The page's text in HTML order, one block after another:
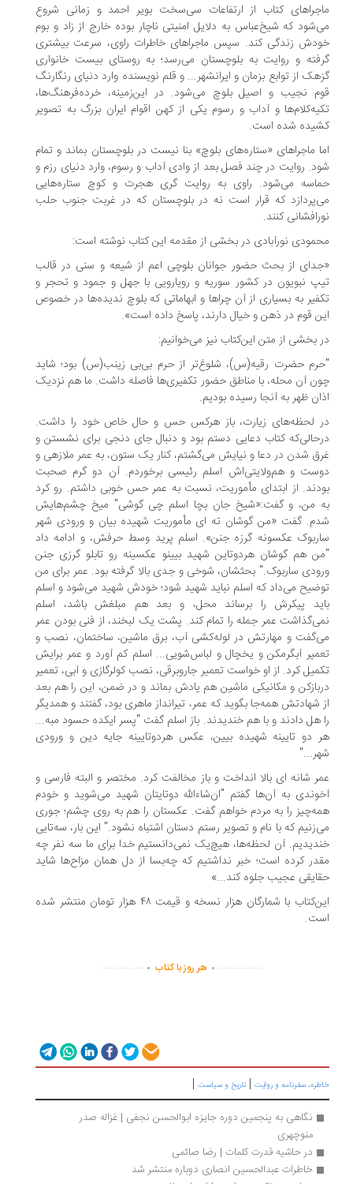
ماجراهای کتاب از ارتفاعات سی‌سخت بویر احمد و زمانی شروع
می‌شود که شیخ‌عباس به دلایل امنیتی ناچار بوده خارج از زاد و بوم
خودش زندگی کند. سپس ماجراهای خاطرات راوی، سرعت بیشتری
گرفته و روایت به بلوچستان می‌رسد؛ به روستای بیست خانواری
گزهک از توابع بزمان و ایرانشهر... و قلم نویسنده وارد دنیای رنگارنگ
قوم نجیب و اصیل بلوچ می‌شود. در این‌زمینه، خرده‌فرهنگ‌ها،
تکیه‌کلام‌ها و آداب و رسوم یکی از کهن اقوام ایران بزرگ به تصویر
کشیده شده است.
اما ماجراهای «ستاره‌های بلوچ» بنا نیست در بلوچستان بماند و تمام
شود. روایت در چند فصل بعد از وادی آداب و رسوم، وارد دنیای رزم و
حماسه می‌شود. راوی به روایت گری هجرت و کوچ ستاره‌هایی
می‌پردازد که قرار است نه در بلوچستان که در غربت جنوب حلب
نورافشانی کنند.
محمودی نورآبادی در بخشی از مقدمه این کتاب نوشته است:
«جدای از بحث حضور جوانان بلوچی اعم از شیعه و سنی در قالب
تیپ نبویون در کشور سوریه و رویارویی با جهل و جمود و تحجر و
تکفیر به بسیاری از آن چراها و ابهاماتی که بلوچ ندیده‌ها در خصوص
این قوم در ذهن و خیال دارند، پاسخ داده است».
در بخشی از متن این‌کتاب نیز می‌خوانیم:
"حرم حضرت رقیه(س)، شلوغ‌تر از حرم بی‌بی زینب(س) بود؛ شاید
چون آن محله، با مناطق حضور تکفیری‌ها فاصله داشت. ما هم نزدیک
اذان ظهر به آنجا رسیده بودیم.
در لحظه‌های زیارت، باز هرکس حس و حال خاص خود را داشت.
درحالی‌که کتاب دعایی دستم بود و دنبال جای دنجی برای نشستن و
غرق شدن در دعا و نیایش می‌گشتم، کنار یک ستون، به عمر ملازهی و
دوست و هم‌ولایتی‌اش اسلم رئیسی برخوردم. آن دو گرم صحبت
بودند. از ابتدای مأموریت، نسبت به عمر حس خوبی داشتم. رو کرد
به من، و گفت:«شیخ جان بچا اسلم چی گوشی" میخ چشم‌هایش
شدم. گفت «من گوشان ته ای مأموریت شهیده بیان و ورودی شهر
ساربوک عکسونه گرزه جنن». اسلم پرید وسط حرفش، و ادامه داد
"من هم گوشان هردوتاین شهید بیینو عکسینه رو تابلو گرزی جنن
ورودی ساربوک." بحثشان، شوخی و جدی بالا گرفته بود. عمر برای من
توضیح می‌داد که اسلم نباید شهید شود؛ خودش شهید می‌شود و اسلم
باید پیکرش را برساند محل، و بعد هم مبلغش باشد، اسلم
نمی‌گذاشت عمر جمله را تمام کند. پشت یک لبخند، از فنی بودن عمر
می‌گفت و مهارتش در لوله‌کشی آب، برق ماشین، ساختمان، نصب و
تعمیر آبگرمکن و یخچال و لباس‌شویی... اسلم کم آورد و عمر برایش
تکمیل کرد. از او خواست تعمیر جاروبرقی، نصب کولرگازی و آبی، تعمیر
دربازکن و مکانیکی ماشین هم یادش بماند و در ضمن، این را هم بعد
از شهادتش همه‌جا بگوید که عمر، تیرانداز ماهری بود، گفتند و همدیگر
را هل دادند و با هم خندیدند. باز اسلم گفت "پسر ایکده حسود مبه...
هر دو تایینه شهیده بیین، عکس هردوتایینه جایه دین و ورودی
شهر..."
عمر شانه ای بالا انداخت و باز مخالفت کرد. مختصر و البته فارسی و
آخوندی به آن‌ها گفتم "ان‌شاءالله دوتایتان شهید می‌شوید و خودم
همه‌چیز را به مردم خواهم گفت. عکستان را هم به روی چشم؛ جوری
می‌زنیم که با نام و تصویر رستم دستان اشتباه نشود." این بار، سه‌تایی
خندیدیم. آن لحظه‌ها، هیچ‌یک نمی‌دانستیم خدا برای ما سه نفر چه
مقدر کرده است؛ خبر نداشتیم که چه‌بسا از دل همان مزاح‌ها شاید
حقایقی عجیب جلوه کند...»
این‌کتاب با شمارگان هزار نسخه و قیمت ۴۸ هزار تومان منتشر شده
است.
...............
. هر روز با کتاب .
..............
خاطره، سفرنامه‌ و روایت | تاریخ و سیاست |
منوچهری
در حاشیه قدرت کلمات | رضا صائمی
خاطرات عبدالحسین انصاری دوباره منتشر شد